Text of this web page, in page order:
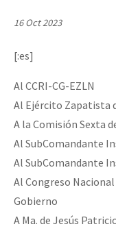
AutonomÍa y
Megaproyectos
Presos
Mujeres
Niñxs
ETIQUETAS
[CDMX – 20 julio]
“Sonhando a Terra do
Se o México sabe, que
16 Oct 2023
[:es]
Al CCRI-CG-EZLN
Al Ejército Zapatista
A la Comisión Sexta
Al SubComandante
Al SubComandante
Al Congreso
Gobierno
A Ma. de Jesús